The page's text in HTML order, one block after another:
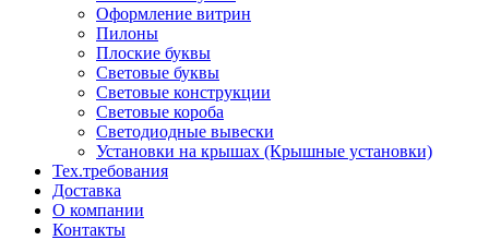
Оформление витрин
Пилоны
Плоские буквы
Световые буквы
Световые конструкции
Световые короба
Светодиодные вывески
Установки на крышах (Крышные установки)
Тех.требования
Доставка
О компании
Контакты